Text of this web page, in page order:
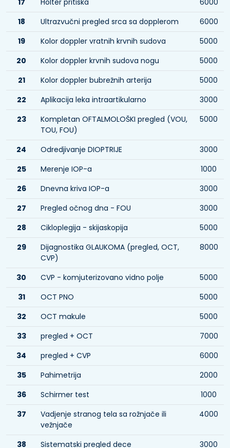
17
Holter pritiska
6000
18
Ultrazvučni pregled srca sa dopplerom
6000
19
Kolor doppler vratnih krvnih sudova
5000
20
Kolor doppler krvnih sudova nogu
5000
21
Kolor doppler bubrežnih arterija
5000
22
Aplikacija leka intraartikularno
3000
23
Kompletan OFTALMOLOŠKI pregled (VOU,
TOU, FOU)
5000
24 Odredjivanje DIOPTRIJE
3000
25
Merenje IOP-a
1000
26
Dnevna kriva IOP-a
3000
27
Pregled očnog dna - FOU
3000
28
Cikloplegija - skijaskopija
5000
29
Dijagnostika GLAUKOMA (pregled, OCT,
CVP)
8000
30 CVP - komjuterizovano vidno polje
5000
31
OCT PNO
5000
32
OCT makule
5000
33
pregled + OCT
7000
34
pregled + CVP
6000
35
Pahimetrija
2000
36
Schirmer test
1000
37
Vadjenje stranog tela sa rožnjače ili
vežnjače
4000
38 Sistematski pregled dece 3000